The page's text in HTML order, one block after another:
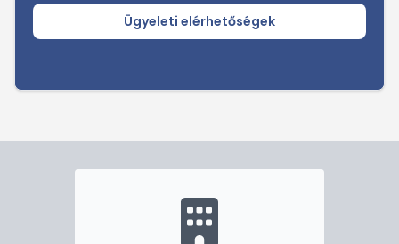
Ügyeleti elérhetőségek